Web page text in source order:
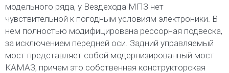
модельного ряда, у Вездехода МПЗ нет
чувствительной к погодным условиям электроники. В
нем полностью модифицирована рессорная подвеска,
за исключением передней оси. Задний управляемый
мост представляет собой модернизированный мост
КАМАЗ, причем это собственная конструкторская